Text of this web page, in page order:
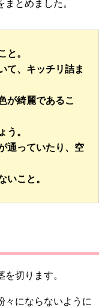
とめました。
と。
て、キッチリ詰ま
が綺麗であるこ
う。
通っていたり、空
いこと。
切ります。
々にならないように